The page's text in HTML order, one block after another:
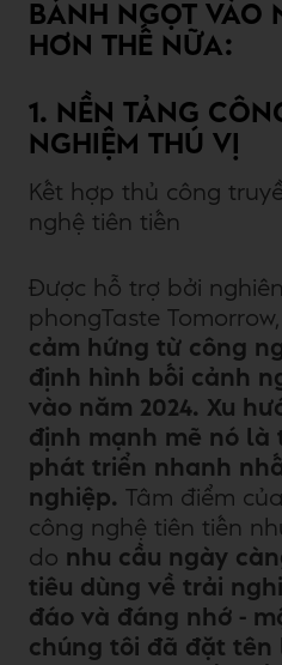
BÁNH NGỌT VÀO
HƠN THẾ NỮA:
1. NỀN TẢNG
NGHIỆM THÚ VỊ
Kết hợp thủ công
nghệ tiên tiến
Được hỗ trợ bởi
phongTaste Tomorrow,
cảm hứng từ công
định hình bối cảnh
vào năm 2024. Xu
định mạnh mẽ nó là
phát triển nhanh
nghiệp.
Tâm điểm
công nghệ tiên tiến
do nhu cầu ngày
tiêu dùng về trải
đáo và đáng nhớ -
chúng tôi đã đặt tên